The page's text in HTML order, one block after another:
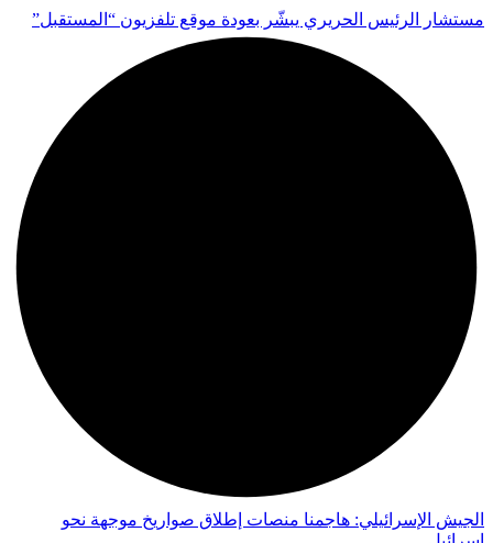
مستشار الرئيس الحريري يبشّر بعودة موقع تلفزيون “المستقبل”
الجيش الإسرائيلي: هاجمنا منصات إطلاق صواريخ موجهة نحو